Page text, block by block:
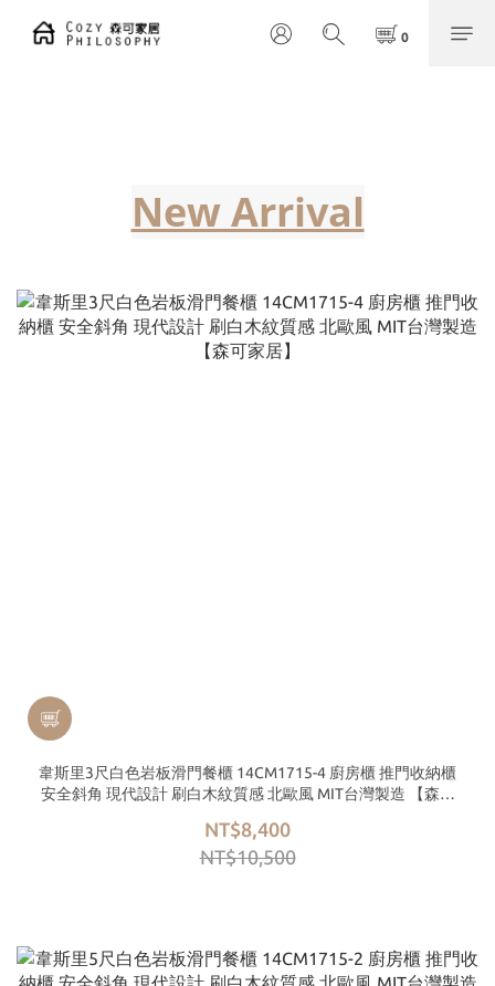
New Arrival
韋斯里3尺白色岩板滑門餐櫃 14CM1715-4 廚房櫃 推門收納櫃
安全斜角 現代設計 刷白木紋質感 北歐風 MIT台灣製造 【森可
NT$8,400
NT$10,500